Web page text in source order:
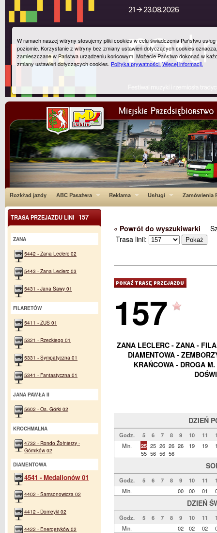
Rozkład jazdy ABC Pasażera Reklama Usługi Zamówienia
« Powrót do wyszukiwarki
Trasa linii:
157
ZANA LECLERC - ZANA -
DIAMENTOWA -
KRAŃCOWA - DROGA
DZIEŃ
Godz. 5 6 7 8 9 10 11
Min.
25
55
25
56
26
56
26
56
26 19 19
Godz. 5 6 7 8 9 10 11
Min.
00 00 01
DZIEŃ
Godz. 5 6 7 8 9 10 11
Min.
02 02 02
TRASA PRZEJAZDU LINI 157
ZANA
5442 - Zana Leclerc 02
5443 - Zana Leclerc 03
5431 - Jana Sawy 01
FILARETÓW
5411 - ZUS 01
5321 - Rzeckiego 01
5331 - Sympatyczna 01
5341 - Fantastyczna 01
JANA PAWŁA II
5602 - Os. Górki 02
KROCHMALNA
4732 - Rondo Żołnierzy -
Górników 02
DIAMENTOWA
4541 - Medalionów 01
4402 - Samsonowicza 02
4412 - Domeyki 02
4422 - Energetyków 02
W ramach naszej witryny stosujemy pliki cookies w celu świadczenia Państwu
poziomie. Korzystanie z witryny bez zmiany ustawień dotyczących cookies
zamieszczane w Państwa urządzeniu końcowym. Możecie Państwo dokonać w
zmiany ustawień dotyczących cookies. Polityka prywatności.Więcej informacji.